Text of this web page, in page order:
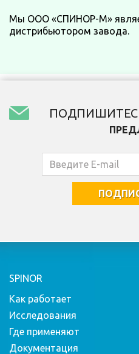
Мы ООО «СПИНОР-М»
дистрибьютором завода.
SPINOR
Как работает
Исследования
Где применяют
Документация